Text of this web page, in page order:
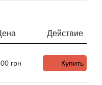
Действие
грн Купить